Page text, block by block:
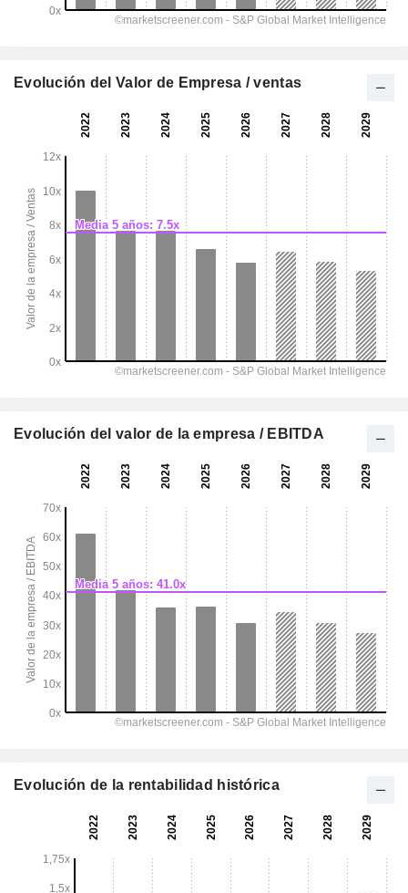
Evolución del Valor de Empresa / ventas
Evolución del valor de la empresa / EBITDA
Evolución de la rentabilidad histórica